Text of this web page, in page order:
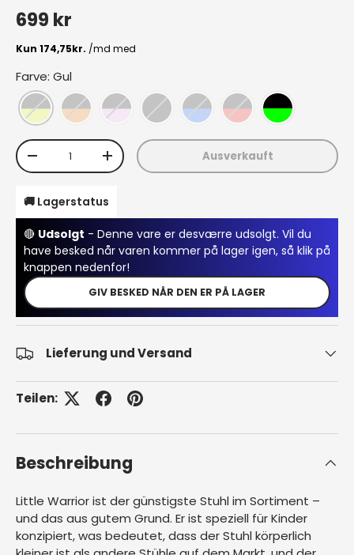
Normaler Preis
699 kr
Farve: Gul
Anzahl
Menge verringernMenge erhöhen Ausverkauft
🚚 Lagerstatus
🔴 Udsolgt - Denne vare er desværre udsolgt. Vil du
have besked når varen kommer på lager igen, så klik på
knappen nedenfor!
GIV BESKED NÅR DEN ER PÅ LAGER
Lieferung und Versand
Teilen:
Beschreibung
Little Warrior ist der günstigste Stuhl im Sortiment – ​​
und das aus gutem Grund. Er ist speziell für Kinder
konzipiert, was bedeutet, dass der Stuhl körperlich